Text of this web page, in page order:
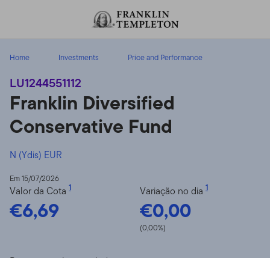
Home Investments Price and Performance
LU1244551112
Franklin Diversified
Conservative Fund
N (Ydis) EUR
Em 15/07/2026
Valor da Cota 1
€6,69
Variação no dia 1
€0,00
(0,00%)